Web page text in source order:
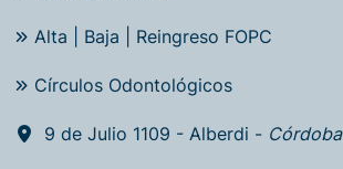
Alta | Baja | Reingreso FOPC
Círculos Odontológicos
9 de Julio 1109 - Alberdi - Córdoba